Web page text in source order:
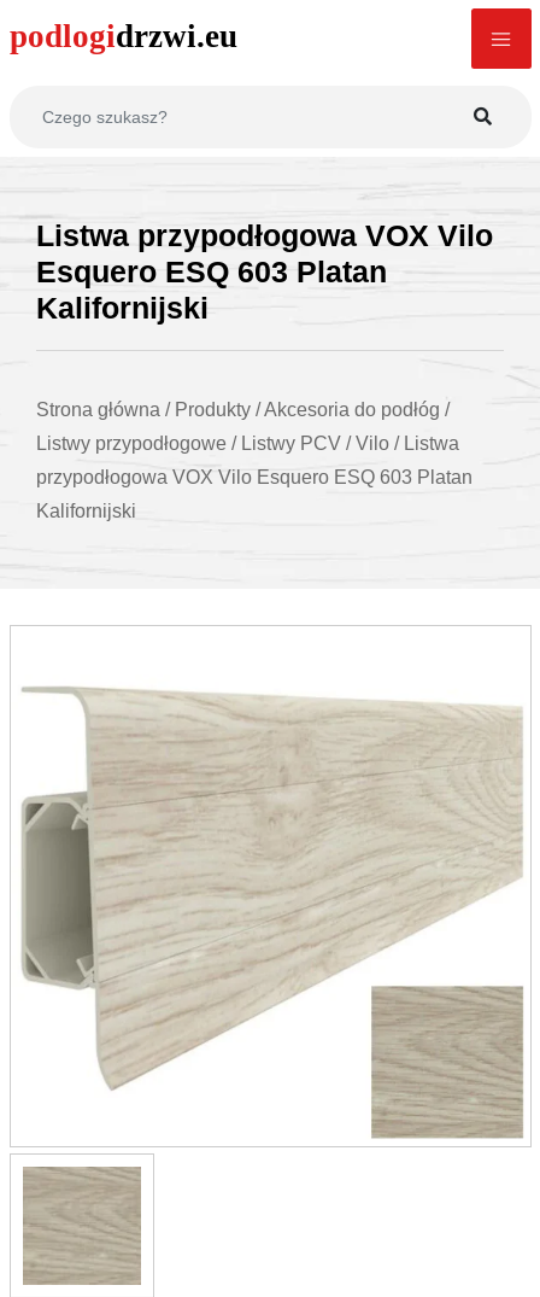
Listwa przypodłogowa VOX Vilo
Esquero ESQ 603 Platan
Kalifornijski
Strona główna / Produkty /Akcesoria do podłóg /
Listwy przypodłogowe / Listwy PCV /Vilo / Listwa
przypodłogowa VOX Vilo Esquero ESQ 603 Platan
Kalifornijski